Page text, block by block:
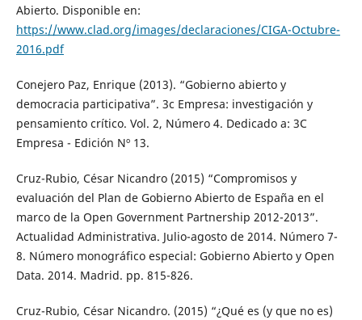
Abierto. Disponible en:
https://www.clad.org/images/declaraciones/CIGA-Octubre-
2016.pdf
Conejero Paz, Enrique (2013). “Gobierno abierto y
democracia participativa”. 3c Empresa: investigación y
pensamiento crítico. Vol. 2, Número 4. Dedicado a: 3C
Empresa - Edición Nº 13.
Cruz-Rubio, César Nicandro (2015) “Compromisos y
evaluación del Plan de Gobierno Abierto de España en el
marco de la Open Government Partnership 2012-2013”.
Actualidad Administrativa. Julio-agosto de 2014. Número 7-
8. Número monográfico especial: Gobierno Abierto y Open
Data. 2014. Madrid. pp. 815-826.
Cruz-Rubio, César Nicandro. (2015) “¿Qué es (y que no es)